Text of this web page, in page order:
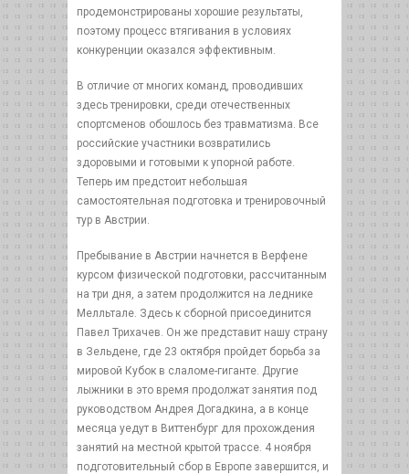
продемонстрированы хорошие результаты,
поэтому процесс втягивания в условиях
конкуренции оказался эффективным.
В отличие от многих команд, проводивших
здесь тренировки, среди отечественных
спортсменов обошлось без травматизма. Все
российские участники возвратились
здоровыми и готовыми к упорной работе.
Теперь им предстоит небольшая
самостоятельная подготовка и тренировочный
тур в Австрии.
Пребывание в Австрии начнется в Верфене
курсом физической подготовки, рассчитанным
на три дня, а затем продолжится на леднике
Мелльтале. Здесь к сборной присоединится
Павел Трихачев. Он же представит нашу страну
в Зельдене, где 23 октября пройдет борьба за
мировой Кубок в слаломе-гиганте. Другие
лыжники в это время продолжат занятия под
руководством Андрея Догадкина, а в конце
месяца уедут в Виттенбург для прохождения
занятий на местной крытой трассе. 4 ноября
подготовительный сбор в Европе завершится, и